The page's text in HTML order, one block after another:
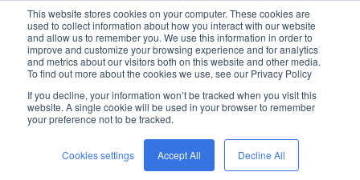
This website stores cookies on your computer. These cookies are
used to collect information about how you interact with our website
and allow us to remember you. We use this information in order to
improve and customize your browsing experience and for analytics
and metrics about our visitors both on this website and other media.
To find out more about the cookies we use, see our Privacy Policy
If you decline, your information won’t be tracked when you visit this
website. A single cookie will be used in your browser to remember
your preference not to be tracked.
Cookies settings Accept All Decline All
kreon
broschüre „
kreon